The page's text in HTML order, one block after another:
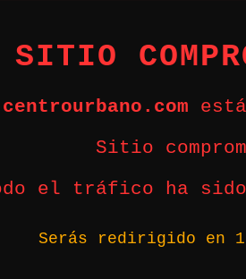
centrourbano.com
Sitio
el tráfico ha
Serás redirigido en 1